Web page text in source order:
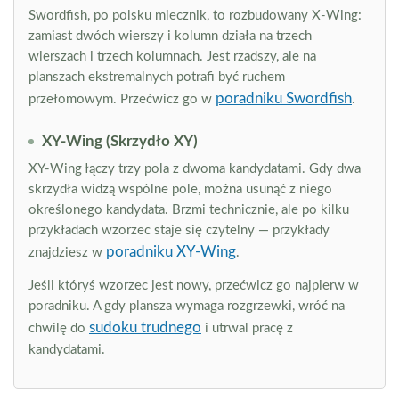
Swordfish, po polsku miecznik, to rozbudowany X-Wing:
zamiast dwóch wierszy i kolumn działa na trzech
wierszach i trzech kolumnach. Jest rzadszy, ale na
planszach ekstremalnych potrafi być ruchem
przełomowym. Przećwicz go w poradniku Swordfish.
XY-Wing (Skrzydło XY)
XY-Wing łączy trzy pola z dwoma kandydatami. Gdy dwa
skrzydła widzą wspólne pole, można usunąć z niego
określonego kandydata. Brzmi technicznie, ale po kilku
przykładach wzorzec staje się czytelny — przykłady
znajdziesz w poradniku XY-Wing.
Jeśli któryś wzorzec jest nowy, przećwicz go najpierw w
poradniku. A gdy plansza wymaga rozgrzewki, wróć na
chwilę do sudoku trudnego i utrwal pracę z
kandydatami.